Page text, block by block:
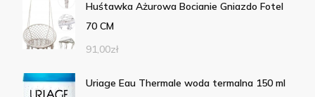
Huśtawka Ażurowa Bocianie Gniazdo Fotel
70 CM
91,00zł
Uriage Eau Thermale woda termalna 150 ml